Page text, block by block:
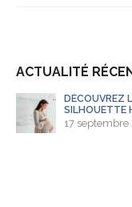
ACTUALITÉ
DÉCOUVREZ
SILHOUETTE
17 septembre